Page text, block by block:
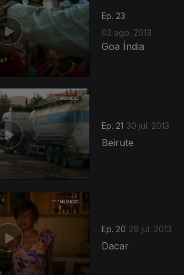
Ep. 23
02 ago. 2013
Goa Índia
Ep. 21 30 jul. 2013
Beirute
Ep. 20 29 jul. 2013
Dacar